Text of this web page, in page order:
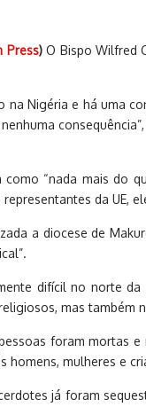
Press)O Bispo Wilfred
Nigéria e há uma
como “nada mais do
da UE,
a diocese de
difícil no norte
mas também
foram mortas
homens, mulheres e
já foram